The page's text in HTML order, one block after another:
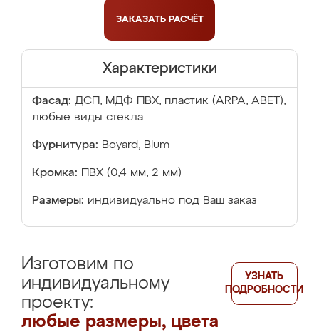
ЗАКАЗАТЬ РАСЧЁТ
Характеристики
Фасад: ДСП, МДФ ПВХ, пластик (ARPA, ABET),
любые виды стекла
Фурнитура: Boyard, Blum
Кромка: ПВХ (0,4 мм, 2 мм)
Размеры: индивидуально под Ваш заказ
Изготовим по
индивидуальному
проекту:
любые размеры, цвета
УЗНАТЬ
ПОДРОБНОСТИ